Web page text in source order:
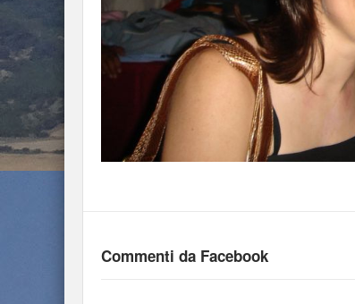
Commenti da Facebook